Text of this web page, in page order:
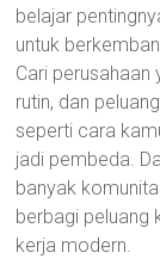
belajar
untuk
Cari
rutin, dan
seperti cara
jadi pembeda.
banyak
berbagi peluang
kerja modern.